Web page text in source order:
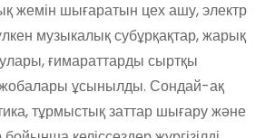
жемін шығаратын цех ашу, электр
музыкалық субұрқақтар, жарық
ғимараттарды сыртқы
ұсынылды. Сондай-ақ
тұрмыстық заттар шығару және